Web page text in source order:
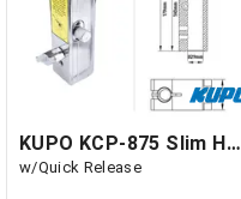
KUPO KCP-875 Slim Half Coupler
w/Quick Release